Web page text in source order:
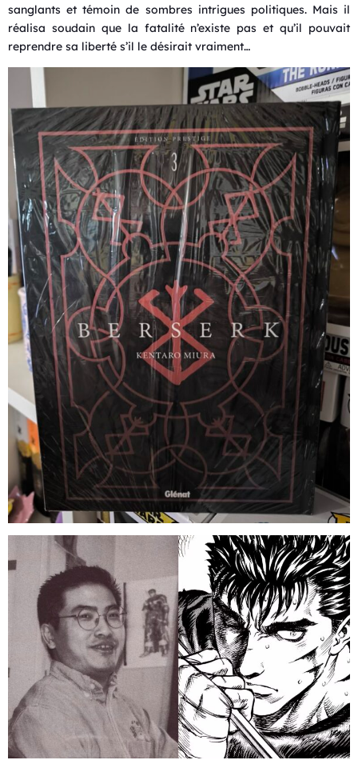
sanglants et témoin de sombres intrigues politiques. Mais il
réalisa soudain que la fatalité n’existe pas et qu’il pouvait
reprendre sa liberté s’il le désirait vraiment…